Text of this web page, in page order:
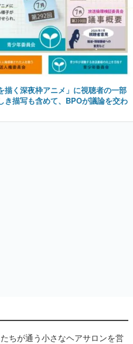
描く深夜枠アニメ」に視聴者の一部
き描写も含めて、BPOが議論を交わ
たちが通う小さなヘアサロンを営